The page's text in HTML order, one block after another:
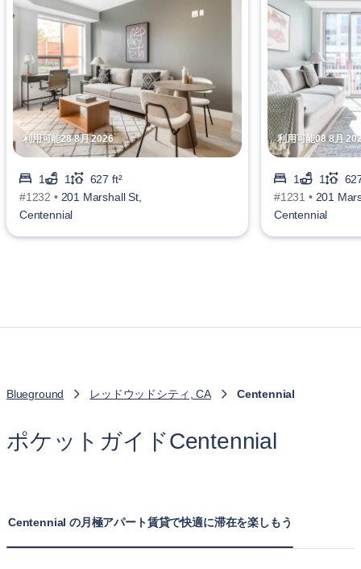
利用可能28 8月 2026
1 1
627 ft²
#1232 • 201 Marshall St,
Centennial
利用可能08 8月
1 1
#1231 • 201
Centennial
Blueground レッドウッドシティ, CA Centennial
ポケットガイドCentennial
Centennial の月極アパート賃貸で快適に滞在を楽しもう